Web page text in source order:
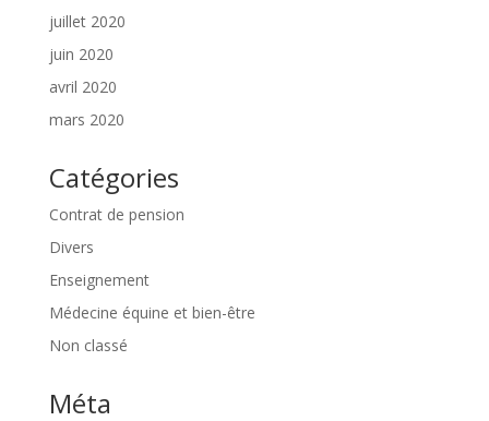
juillet 2020
juin 2020
avril 2020
mars 2020
Catégories
Contrat de pension
Divers
Enseignement
Médecine équine et bien-être
Non classé
Méta